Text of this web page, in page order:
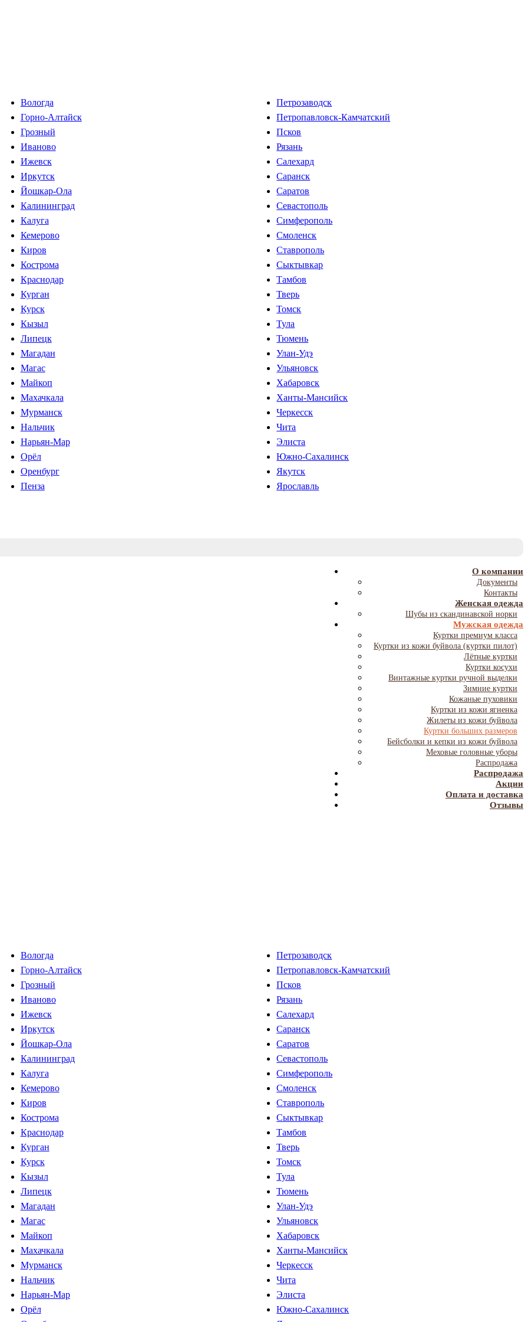
Вологда
Горно-Алтайск
Грозный
Иваново
Ижевск
Иркутск
Йошкар-Ола
Калининград
Калуга
Кемерово
Киров
Кострома
Краснодар
Курган
Курск
Кызыл
Липецк
Магадан
Магас
Майкоп
Махачкала
Мурманск
Нальчик
Нарьян-Мар
Орёл
Оренбург
Пенза
Петрозаводск
Петропавловск-Камчатский
Псков
Рязань
Салехард
Саранск
Саратов
Севастополь
Симферополь
Смоленск
Ставрополь
Сыктывкар
Тамбов
Тверь
Томск
Тула
Тюмень
Улан-Удэ
Ульяновск
Хабаровск
Ханты-Мансийск
Черкесск
Чита
Элиста
Южно-Сахалинск
Якутск
Ярославль
О компании
Документы
Контакты
Женская одежда
Шубы из скандинавской норки
Мужская одежда
Куртки премиум класса
Куртки из кожи буйвола (куртки пилот)
Лётные куртки
Куртки косухи
Винтажные куртки ручной выделки
Зимние куртки
Кожаные пуховики
Куртки из кожи ягненка
Жилеты из кожи буйвола
Куртки больших размеров
Бейсболки и кепки из кожи буйвола
Меховые головные уборы
Распродажа
Распродажа
Акции
Оплата и доставка
Отзывы
Вологда
Горно-Алтайск
Грозный
Иваново
Ижевск
Иркутск
Йошкар-Ола
Калининград
Калуга
Кемерово
Киров
Кострома
Краснодар
Курган
Курск
Кызыл
Липецк
Магадан
Магас
Майкоп
Махачкала
Мурманск
Нальчик
Нарьян-Мар
Орёл
Петрозаводск
Петропавловск-Камчатский
Псков
Рязань
Салехард
Саранск
Саратов
Севастополь
Симферополь
Смоленск
Ставрополь
Сыктывкар
Тамбов
Тверь
Томск
Тула
Тюмень
Улан-Удэ
Ульяновск
Хабаровск
Ханты-Мансийск
Черкесск
Чита
Элиста
Южно-Сахалинск